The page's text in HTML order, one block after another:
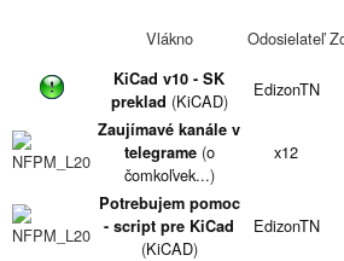
Vlákno Odosielateľ
KiCad v10 - SK
preklad (KiCAD)
EdizonTN
Zaujímavé kanále v
telegrame (o
čomkoľvek...)
x12
Potrebujem pomoc
- script pre KiCad
(KiCAD)
EdizonTN